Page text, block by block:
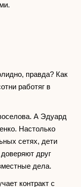
правда? Как
работяг в
А Эдуард
Настолько
сетях, дети
друг
дела.
контракт с